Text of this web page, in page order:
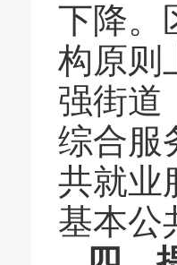
下降。
构原则
强街道
综合服
共就业
基本公